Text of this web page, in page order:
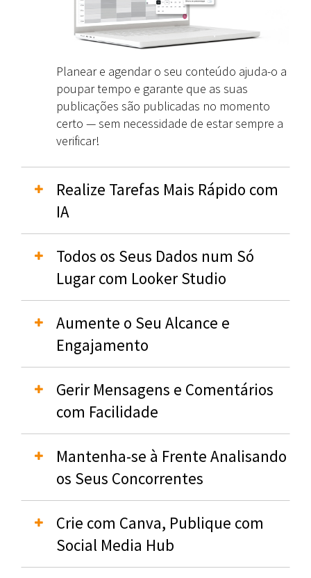
Planear e agendar o seu conteúdo ajuda-o a
poupar tempo e garante que as suas
publicações são publicadas no momento
certo — sem necessidade de estar sempre a
verificar!
Realize Tarefas Mais Rápido com
IA
Todos os Seus Dados num Só
Lugar com Looker Studio
Aumente o Seu Alcance e
Engajamento
Gerir Mensagens e Comentários
com Facilidade
Mantenha-se à Frente Analisando
os Seus Concorrentes
Crie com Canva, Publique com
Social Media Hub